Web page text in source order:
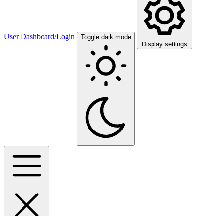
User Dashboard/Login
Toggle dark mode
Display settings